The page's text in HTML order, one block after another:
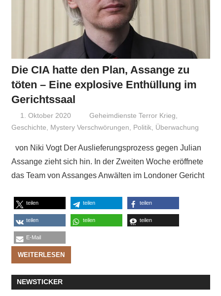
Die CIA hatte den Plan, Assange zu
töten – Eine explosive Enthüllung im
Gerichtssaal
1. Oktober 2020 Niki Vogt
Geheimdienste Terror Krieg,
Geschichte, Mystery Verschwörungen, Politik, Überwachung
von Niki Vogt Der Auslieferungsprozess gegen Julian
Assange zieht sich hin. In der Zweiten Woche eröffnete
das Team von Assanges Anwälten im Londoner Gericht
teilen teilen teilen
teilen teilen teilen
E-Mail
WEITERLESEN
NEWSTICKER